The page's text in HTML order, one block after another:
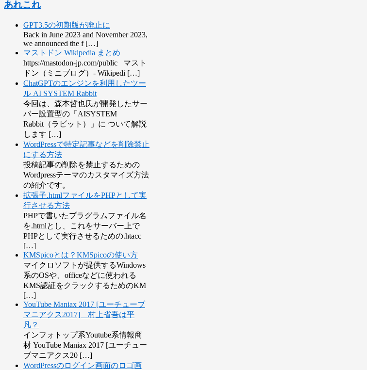
あれこれ
GPT3.5の初期版が廃止に
Back in June 2023 and November 2023,
we announced the f […]
マストドン Wikipedia まとめ
https://mastodon-jp.com/public マスト
ドン（ミニブログ）- Wikipedi […]
ChatGPTのエンジンを利用したツー
ル AI SYSTEM Rabbit
今回は、森本哲也氏が開発したサー
バー設置型の「AISYSTEM
Rabbit（ラビット）」に ついて解説
します […]
WordPressで特定記事などを削除禁止
にする方法
投稿記事の削除を禁止するための
Wordpressテーマのカスタマイズ方法
の紹介です。
拡張子.htmlファイルをPHPとして実
行させる方法
PHPで書いたプラグラムファイル名
を.htmlとし、これをサーバー上で
PHPとして実行させるための.htacc
[…]
KMSpicoとは？KMSpicoの使い方
マイクロソフトが提供するWindows
系のOSや、officeなどに使われる
KMS認証をクラックするためのKM
[…]
YouTube Maniax 2017 [ユーチューブ
マニアクス2017] 村上省吾は平
凡？
インフォトップ系Youtube系情報商
材 YouTube Maniax 2017 [ユーチュー
ブマニアクス20 […]
WordPressのログイン画面のロゴ画